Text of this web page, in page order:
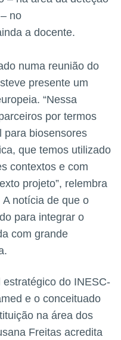
no
a docente.
numa reunião do
presente um
“Nessa
por termos
para biosensores
que temos utilizado
contextos e com
projeto”, relembra
notícia de que o
para integrar o
com grande
do INESC-
e o conceituado
na área dos
Freitas acredita